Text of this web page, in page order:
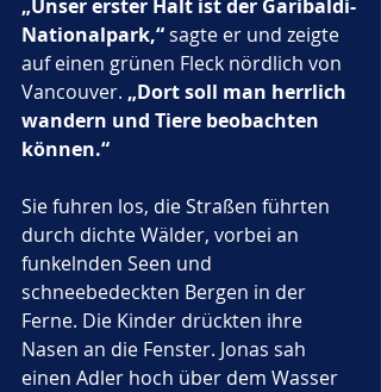
„Unser erster Halt ist der Garibaldi-
Nationalpark,“ sagte er und zeigte
auf einen grünen Fleck nördlich von
Vancouver. „Dort soll man herrlich
wandern und Tiere beobachten
können.“
Sie fuhren los, die Straßen führten
durch dichte Wälder, vorbei an
funkelnden Seen und
schneebedeckten Bergen in der
Ferne. Die Kinder drückten ihre
Nasen an die Fenster. Jonas sah
einen Adler hoch über dem Wasser